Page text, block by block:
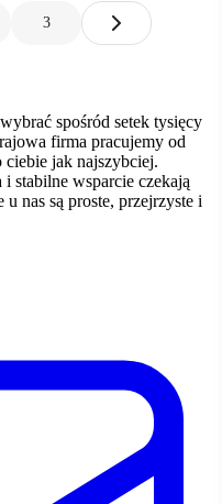
3
spośród setek tysięcy
firma pracujemy od
ciebie jak najszybciej.
i stabilne wsparcie czekają
nas są proste, przejrzyste i